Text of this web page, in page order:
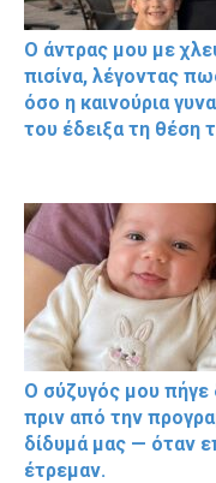
Ο άντρας μου με
πισίνα, λέγοντας
όσο η καινούρια
του έδειξα τη θέση
Ο σύζυγός μου πήγε
πριν από την
δίδυμά μας — όταν
έτρεμαν.